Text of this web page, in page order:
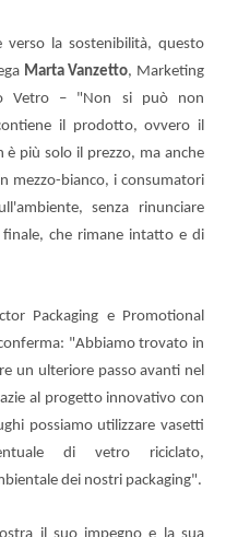
la sostenibilità, questo
Marta Vanzetto, Marketing
Vetro – "Non si può non
il prodotto, ovvero il
è più solo il prezzo, ma anche
mezzo-bianco, i consumatori
senza rinunciare
che rimane intatto e di
Packaging e Promotional
"Abbiamo trovato in
un ulteriore passo avanti nel
al progetto innovativo con
possiamo utilizzare vasetti
di vetro riciclato,
dei nostri packaging".